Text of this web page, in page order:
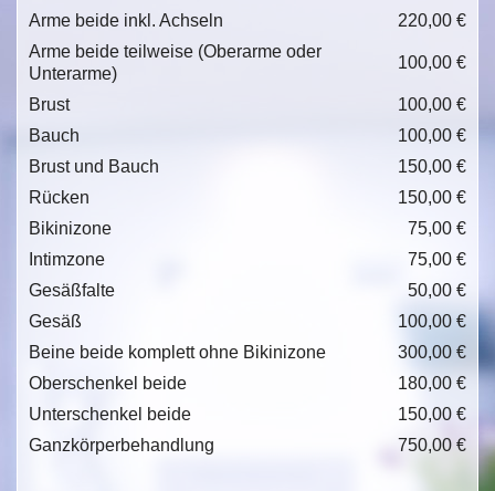
Arme beide inkl. Achseln
220,00 €
Arme beide teilweise (Oberarme oder
Unterarme)
100,00 €
Brust
100,00 €
Bauch
100,00 €
Brust und Bauch
150,00 €
Rücken
150,00 €
Bikinizone
75,00 €
Intimzone
75,00 €
Gesäßfalte
50,00 €
Gesäß
100,00 €
Beine beide komplett ohne Bikinizone
300,00 €
Oberschenkel beide
180,00 €
Unterschenkel beide
150,00 €
Ganzkörperbehandlung
750,00 €